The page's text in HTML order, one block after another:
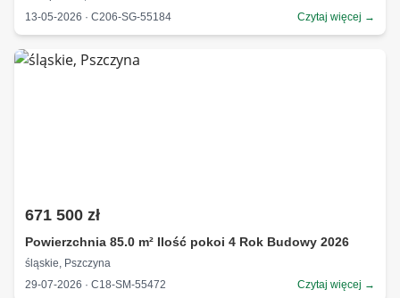
13-05-2026 · C206-SG-55184
Czytaj więcej →
671 500 zł
Powierzchnia 85.0 m² Ilość pokoi 4 Rok Budowy 2026
śląskie, Pszczyna
29-07-2026 · C18-SM-55472
Czytaj więcej →